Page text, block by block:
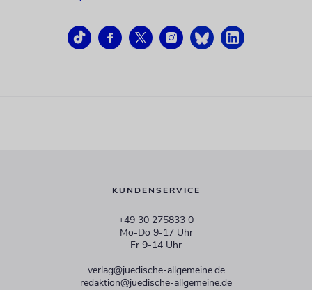
KUNDENSERVICE
+49 30 275833 0
Mo-Do 9-17 Uhr
Fr 9-14 Uhr
verlag@juedische-allgemeine.de
redaktion@juedische-allgemeine.de